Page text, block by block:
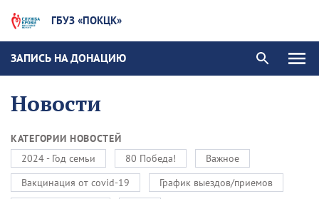
ГБУЗ «ПОКЦК»
ЗАПИСЬ НА ДОНАЦИЮ
Новости
КАТЕГОРИИ НОВОСТЕЙ
2024 - Год семьи
80 Победа!
Важное
Вакцинация от covid-19
График выездов/приемов